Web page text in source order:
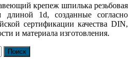
крепеж шпилька резьбовая
1d, созданные согласно
сертификации качества DIN,
и материала изготовления.